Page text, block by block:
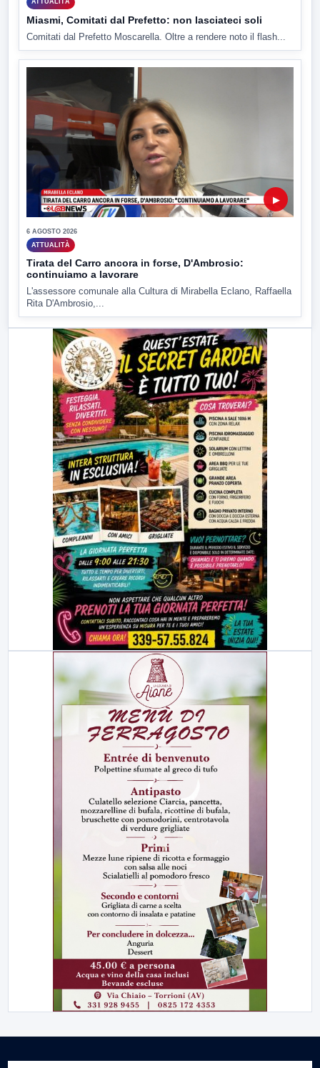
ATTUALITÀ
Miasmi, Comitati dal Prefetto: non lasciateci soli
Comitati dal Prefetto Moscarella. Oltre a rendere noto il flash...
▶
6 AGOSTO 2026
ATTUALITÀ
Tirata del Carro ancora in forse, D'Ambrosio:
continuiamo a lavorare
L'assessore comunale alla Cultura di Mirabella Eclano, Raffaella
Rita D'Ambrosio,...